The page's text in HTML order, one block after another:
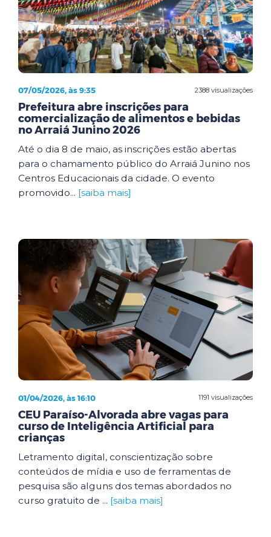
2388 visualizações
07/05/2026, às 9:35
Prefeitura abre inscrições para
comercialização de alimentos e bebidas
no Arraiá Junino 2026
Até o dia 8 de maio, as inscrições estão abertas
para o chamamento público do Arraiá Junino nos
Centros Educacionais da cidade. O evento
promovido... [saiba mais]
1191 visualizações
01/04/2026, às 16:10
CEU Paraíso-Alvorada abre vagas para
curso de Inteligência Artificial para
crianças
Letramento digital, conscientização sobre
conteúdos de mídia e uso de ferramentas de
pesquisa são alguns dos temas abordados no
curso gratuito de ... [saiba mais]